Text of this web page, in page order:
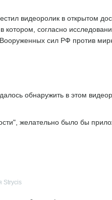
видеоролик в открытом
котором, согласно
сил РФ против
обнаружить в этом
желательно было бы
Strycis